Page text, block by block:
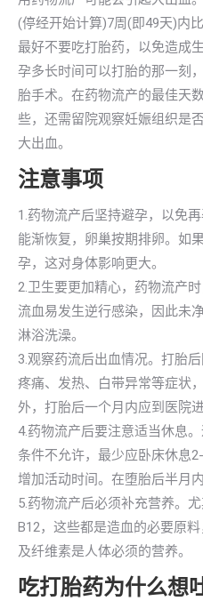
(停经开始计算)7周(即49天)内
最好不要吃打胎药，以免造成
孕多长时间可以打胎的那一刻
胎手术。在药物流产的最佳天
些，还需留院观察妊娠组织是
大出血。
注意事项
1.药物流产后坚持避孕，以免
能渐恢复，卵巢按期排卵。如
孕，这对身体影响更大。
2.卫生要更加精心，药物流产
流血易发生逆行感染，因此未
淋浴洗澡。
3.观察药流后出血情况。打胎
疼痛、发热、白带异常等症状
外，打胎后一个月内应到医院进
4.药物流产后要注意适当休息
条件不允许，最少应卧床休息
增加活动时间。在堕胎后半月
5.药物流产后必须补充营养。
B12，这些都是造血的必要原
及纤维素是人体必须的营养。
吃打胎药为什么想